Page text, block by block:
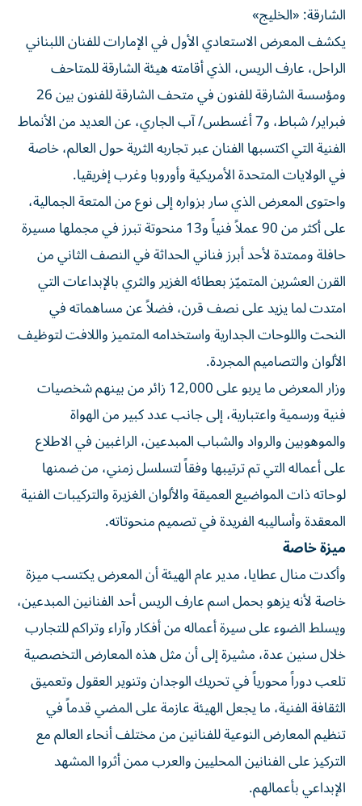
الشارقة: «الخليج»
يكشف المعرض الاستعادي الأول في الإمارات للفنان اللبناني
الراحل، عارف الريس، الذي أقامته هيئة الشارقة للمتاحف
ومؤسسة الشارقة للفنون في متحف الشارقة للفنون بين 26
فبراير/ شباط، و7 أغسطس/ آب الجاري، عن العديد من الأنماط
الفنية التي اكتسبها الفنان عبر تجاربه الثرية حول العالم، خاصة
في الولايات المتحدة الأمريكية وأوروبا وغرب إفريقيا.
واحتوى المعرض الذي سار بزواره إلى نوع من المتعة الجمالية،
على أكثر من 90 عملاً فنياً و13 منحوتة تبرز في مجملها مسيرة
حافلة وممتدة لأحد أبرز فناني الحداثة في النصف الثاني من
القرن العشرين المتميّز بعطائه الغزير والثري بالإبداعات التي
امتدت لما يزيد على نصف قرن، فضلاً عن مساهماته في
النحت واللوحات الجدارية واستخدامه المتميز واللافت لتوظيف
الألوان والتصاميم المجردة.
وزار المعرض ما يربو على 12,000 زائر من بينهم شخصيات
فنية ورسمية واعتبارية، إلى جانب عدد كبير من الهواة
والموهوبين والرواد والشباب المبدعين، الراغبين في الاطلاع
على أعماله التي تم ترتيبها وفقاً لتسلسل زمني، من ضمنها
لوحاته ذات المواضيع العميقة والألوان الغزيرة والتركيبات الفنية
المعقدة وأساليبه الفريدة في تصميم منحوتاته.
ميزة خاصة
وأكدت منال عطايا، مدير عام الهيئة أن المعرض يكتسب ميزة
خاصة لأنه يزهو بحمل اسم عارف الريس أحد الفنانين المبدعين،
ويسلط الضوء على سيرة أعماله من أفكار وآراء وتراكم للتجارب
خلال سنين عدة، مشيرة إلى أن مثل هذه المعارض التخصصية
تلعب دوراً محورياً في تحريك الوجدان وتنوير العقول وتعميق
الثقافة الفنية، ما يجعل الهيئة عازمة على المضي قدماً في
تنظيم المعارض النوعية للفنانين من مختلف أنحاء العالم مع
التركيز على الفنانين المحليين والعرب ممن أثروا المشهد
الإبداعي بأعمالهم.